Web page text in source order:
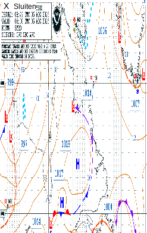
X Sluiten